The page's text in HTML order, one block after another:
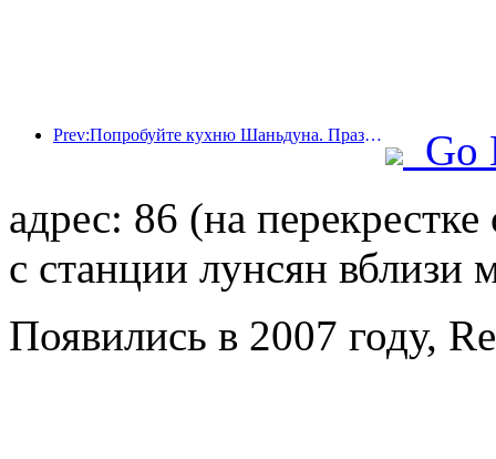
Prev:Попробуйте кухню Шаньдуна. Праздник Хуали. Сезон 2: 2024. Официально открыт тур Wanda Hotels National Linkage. Тур по культурному наследию Шаньдуна
Go
адрес: 86 (на
с станции лунсян вблизи
Появились в 2007 году,